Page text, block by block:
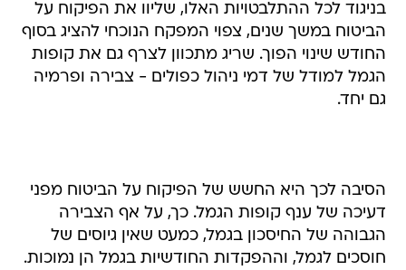
בניגוד לכל ההתלבטויות האלו, שליוו את הפיקוח על
הביטוח במשך שנים, צפוי המפקח הנוכחי להציג בסוף
החודש שינוי הפוך. שריג מתכוון לצרף גם את קופות
הגמל למודל של דמי ניהול כפולים - צבירה ופרמיה
גם יחד.
הסיבה לכך היא החשש של הפיקוח על הביטוח מפני
דעיכה של ענף קופות הגמל. כך, על אף הצבירה
הגבוהה של החיסכון בגמל, כמעט שאין גיוסים של
חוסכים לגמל, וההפקדות החודשיות בגמל הן נמוכות.